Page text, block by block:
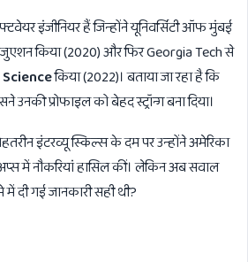
इंजीनियर हैं जिन्होंने यूनिवर्सिटी ऑफ मुंबई
किया (2020) और फिर Georgia Tech से
किया (2022)। बताया जा रहा है कि
उनकी प्रोफाइल को बेहद स्ट्रॉन्ग बना दिया।
इंटरव्यू स्किल्स के दम पर उन्होंने अमेरिका
में नौकरियां हासिल कीं। लेकिन अब सवाल
दी गई जानकारी सही थी?